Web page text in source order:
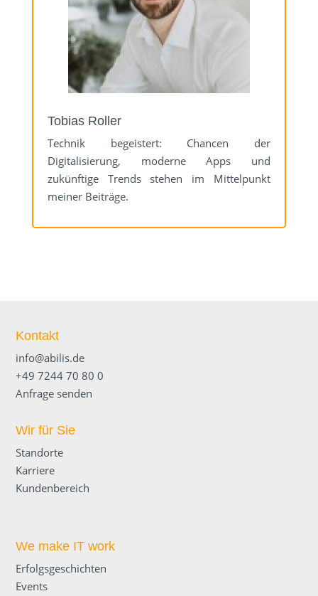
Tobias Roller
Technik begeistert: Chancen der
Digitalisierung, moderne Apps und
zukünftige Trends stehen im Mittelpunkt
meiner Beiträge.
Kontakt
info@abilis.de
+49 7244 70 80 0
Anfrage senden
Wir für Sie
Standorte
Karriere
Kundenbereich
We make IT work
Erfolgsgeschichten
Events